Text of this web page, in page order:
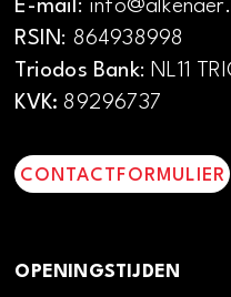
E-mail:
RSIN: 864938998
Triodos Bank: NL11
KVK: 89296737
CONTACTFORMULIER
OPENINGSTIJDEN